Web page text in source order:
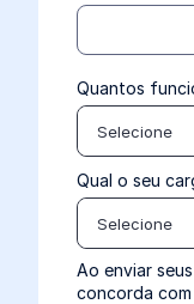
Quantos
Selecione
Qual o seu
Selecione
Ao enviar
concorda